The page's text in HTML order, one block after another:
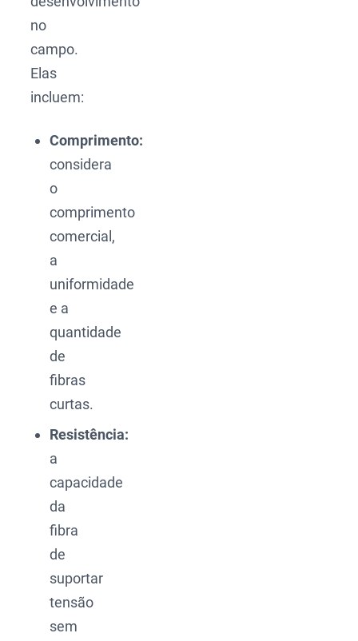
no
campo.
Elas
incluem:
Comprimento:
considera
o
comprimento
comercial,
a
uniformidade
e a
quantidade
de
fibras
curtas.
Resistência:
a
capacidade
da
fibra
de
suportar
tensão
sem